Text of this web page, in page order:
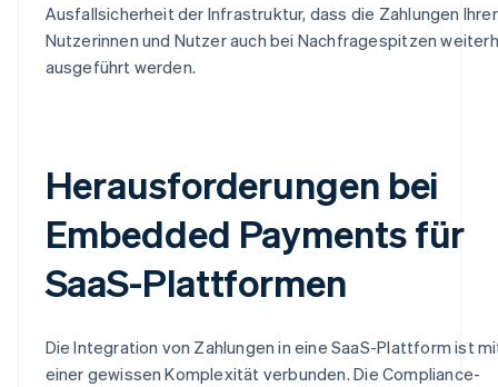
Ausfallsicherheit der Infrastruktur, dass die Zahlungen Ihrer
Nutzerinnen und Nutzer auch bei Nachfragespitzen
ausgeführt werden.
Herausforderungen bei
Embedded Payments für
SaaS-Plattformen
Die Integration von Zahlungen in eine SaaS-Plattform ist
einer gewissen Komplexität verbunden. Die Compliance-